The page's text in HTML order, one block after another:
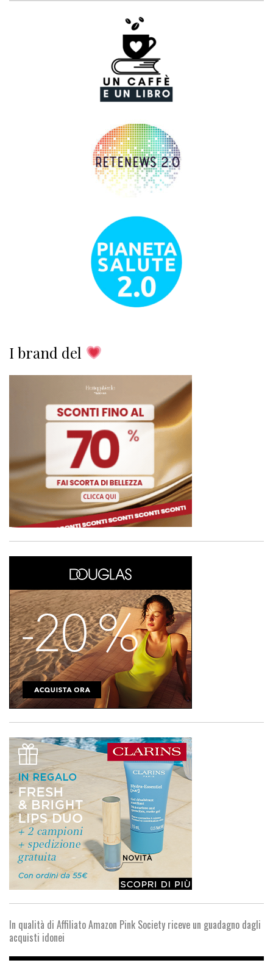
I brand del
In qualità di Affiliato Amazon Pink Society riceve un guadagno dagli
acquisti idonei